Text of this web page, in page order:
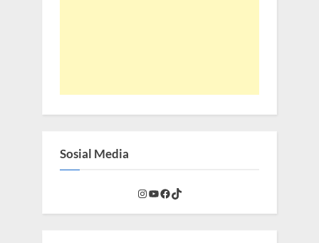
Sosial Media
Instagram
YouTube
Facebook
TikTok